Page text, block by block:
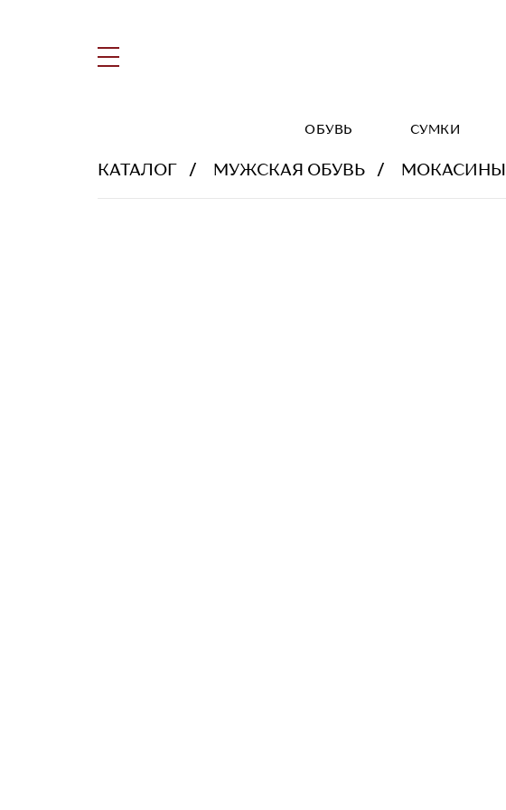
ОБУВЬ СУМКИ
КАТАЛОГ МУЖСКАЯ ОБУВЬ МОКАСИНЫ